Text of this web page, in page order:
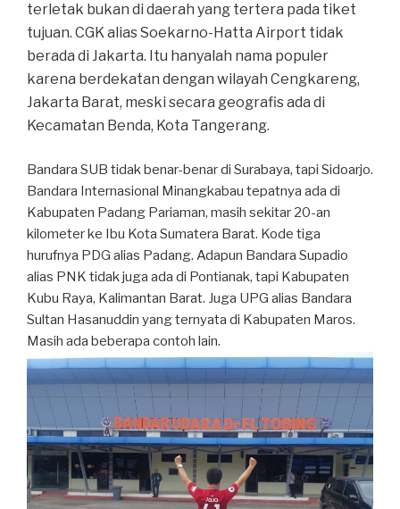
terletak bukan di daerah yang tertera pada tiket
tujuan. CGK alias Soekarno-Hatta Airport tidak
berada di Jakarta. Itu hanyalah nama populer
karena berdekatan dengan wilayah Cengkareng,
Jakarta Barat, meski secara geografis ada di
Kecamatan Benda, Kota Tangerang.
Bandara SUB tidak benar-benar di Surabaya, tapi Sidoarjo.
Bandara Internasional Minangkabau tepatnya ada di
Kabupaten Padang Pariaman, masih sekitar 20-an
kilometer ke Ibu Kota Sumatera Barat. Kode tiga
hurufnya PDG alias Padang. Adapun Bandara Supadio
alias PNK tidak juga ada di Pontianak, tapi Kabupaten
Kubu Raya, Kalimantan Barat. Juga UPG alias Bandara
Sultan Hasanuddin yang ternyata di Kabupaten Maros.
Masih ada beberapa contoh lain.